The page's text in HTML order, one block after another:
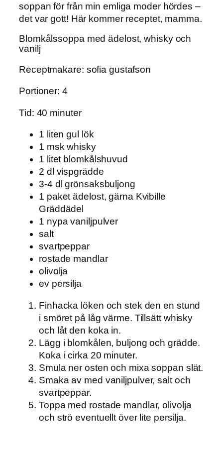
soppan för från min emliga moder hördes –
det var gott! Här kommer receptet, mamma.
Blomkålssoppa med ädelost, whisky och
vanilj
Receptmakare: sofia gustafson
Portioner: 4
Tid: 40 minuter
1 liten gul lök
1 msk whisky
1 litet blomkålshuvud
2 dl vispgrädde
3-4 dl grönsaksbuljong
1 paket ädelost, gärna Kvibille
Gräddädel
1 nypa vaniljpulver
salt
svartpeppar
rostade mandlar
olivolja
ev persilja
Finhacka löken och stek den en stund
i smöret på låg värme. Tillsätt whisky
och låt den koka in.
Lägg i blomkålen, buljong och grädde.
Koka i cirka 20 minuter.
Smula ner osten och mixa soppan slät.
Smaka av med vaniljpulver, salt och
svartpeppar.
Toppa med rostade mandlar, olivolja
och strö eventuellt över lite persilja.